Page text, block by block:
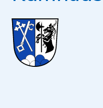
VR-Bank Isar-Vils eG
IBAN: DE66 7439
13SWIFT-BIC: